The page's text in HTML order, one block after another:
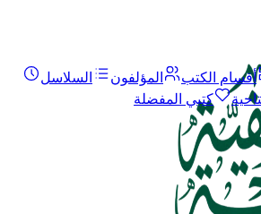
أقسام الكتب المؤلفون
السلاسل
كتبي المفضلة